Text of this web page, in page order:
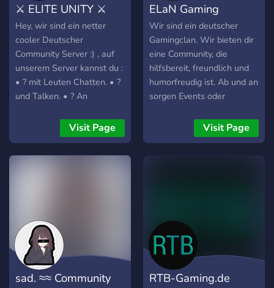
⚔ ELITE UNITY ⚔
Hey, wir sind ein netter
cooler Deutscher
Community Server :) , auf
unserem Server kannst du :
• ? mit Leuten Chatten. • ?
und Talken. • ? An
Coole Rollen bekommen. •
? Musik hören in
verschiedenen Talks. • ?
Visit Page
ELaN Gaming
Wir sind ein deutscher
Gamingclan. Wir bieten dir
eine Community, die
hilfsbereit, freundlich und
humorfreudig ist. Ab und an
sorgen Events oder
("Tafelrunden") für einen
engeren Zusammenhalt der
Visit Page
sad. ≈≈ Community RTB-Gaming.de